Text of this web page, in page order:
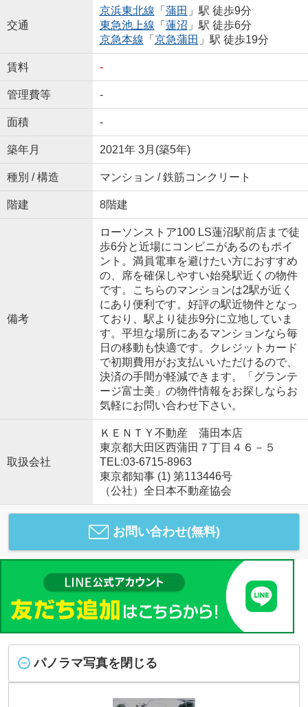
交通
京浜東北線 「 蒲田 」駅 徒歩9分
東急池上線 「 蓮沼 」駅 徒歩6分
京急本線 「 京急蒲田 」駅 徒歩19分
賃料 -
管理費等 -
面積 -
築年月 2021年 3月(築5年)
種別 / 構造 マンション / 鉄筋コンクリート
階建 8階建
備考
ローソンストア100 LS蓮沼駅前店まで徒
歩6分と近場にコンビニがあるのもポイ
ント。満員電車を避けたい方におすすめ
の、席を確保しやすい始発駅近くの物件
です。こちらのマンションは2駅が近く
にあり便利です。好評の駅近物件となっ
ており、駅より徒歩9分に立地していま
す。平坦な場所にあるマンションなら毎
日の移動も快適です。クレジットカード
で初期費用がお支払いいただけるので、
決済の手間が軽減できます。「グランテ
ージ富士美」の物件情報をお探しならお
気軽にお問い合わせ下さい。
取扱会社
ＫＥＮＴＹ不動産 蒲田本店
東京都大田区西蒲田７丁目４６－５
TEL:03-6715-8963
東京都知事 (1) 第113446号
（公社）全日本不動産協会
お問い合わせ(無料)
パノラマ写真を閉じる